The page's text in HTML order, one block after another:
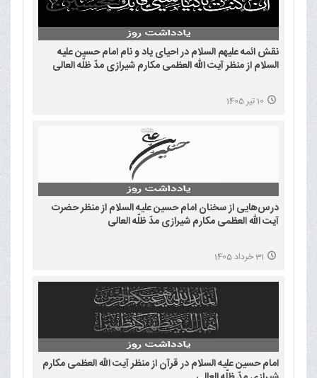
نقش ائمه علیهم السلام در احیای یاد و نام امام حسین علیه
السلام از منظر آیت الله العظمی مکارم شیرازی مدّ ظلّه العالی
10 تیر 1405
درس‌هایی از سخنان امام حسین علیه السلام از منظر حضرت
آیت الله العظمی مکارم شیرازی مدّ ظلّه العالی
31 خرداد 1405
امام حسین علیه السلام در قرآن از منظر آیت الله العظمی مکارم